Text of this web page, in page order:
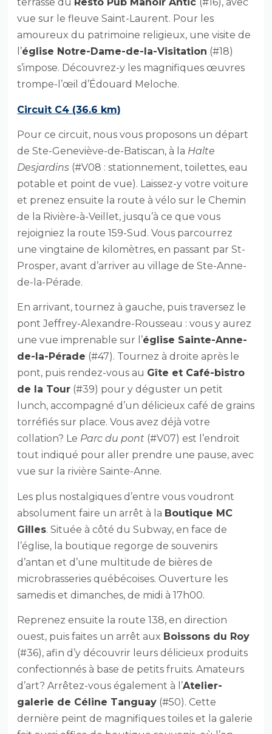
vue sur le fleuve Saint-Laurent. Pour les
amoureux du patrimoine religieux, une visite de
l’église Notre-Dame-de-la-Visitation (#18)
s’impose. Découvrez-y les magnifiques œuvres
trompe-l’œil d’Édouard Meloche.
Circuit C4 (36.6 km)
Pour ce circuit, nous vous proposons un départ
de Ste-Geneviève-de-Batiscan, à la Halte
Desjardins (#V08 : stationnement, toilettes, eau
potable et point de vue). Laissez-y votre voiture
et prenez ensuite la route à vélo sur le Chemin
de la Rivière-à-Veillet, jusqu’à ce que vous
rejoigniez la route 159-Sud. Vous parcourrez
une vingtaine de kilomètres, en passant par St-
Prosper, avant d’arriver au village de Ste-Anne-
de-la-Pérade.
En arrivant, tournez à gauche, puis traversez le
pont Jeffrey-Alexandre-Rousseau : vous y aurez
une vue imprenable sur l’église Sainte-Anne-
de-la-Pérade (#47). Tournez à droite après le
pont, puis rendez-vous au Gîte et Café-bistro
de la Tour (#39) pour y déguster un petit
lunch, accompagné d’un délicieux café de grains
torréfiés sur place. Vous avez déjà votre
collation? Le Parc du pont (#V07) est l’endroit
tout indiqué pour aller prendre une pause, avec
vue sur la rivière Sainte-Anne.
Les plus nostalgiques d’entre vous voudront
absolument faire un arrêt à la Boutique MC
Gilles. Située à côté du Subway, en face de
l’église, la boutique regorge de souvenirs
d’antan et d’une multitude de bières de
microbrasseries québécoises. Ouverture les
samedis et dimanches, de midi à 17h00.
Reprenez ensuite la route 138, en direction
ouest, puis faites un arrêt aux Boissons du Roy
(#36), afin d’y découvrir leurs délicieux produits
confectionnés à base de petits fruits. Amateurs
d’art? Arrêtez-vous également à l’Atelier-
galerie de Céline Tanguay (#50). Cette
dernière peint de magnifiques toiles et la galerie